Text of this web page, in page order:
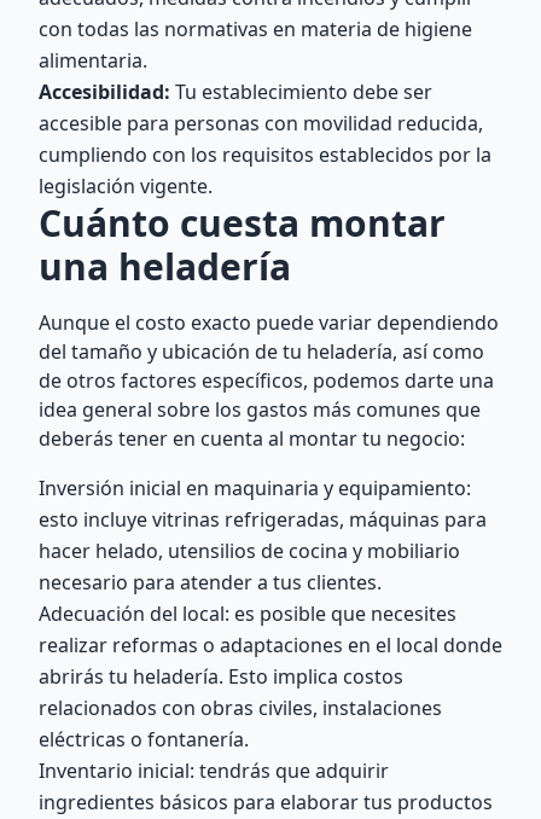
con todas las normativas en materia de higiene
alimentaria.
Accesibilidad: Tu establecimiento debe ser
accesible para personas con movilidad reducida,
cumpliendo con los requisitos establecidos por la
legislación vigente.
Cuánto cuesta montar
una heladería
Aunque el costo exacto puede variar dependiendo
del tamaño y ubicación de tu heladería, así como
de otros factores específicos, podemos darte una
idea general sobre los gastos más comunes que
deberás tener en cuenta al montar tu negocio:
Inversión inicial en maquinaria y equipamiento:
esto incluye vitrinas refrigeradas, máquinas para
hacer helado, utensilios de cocina y mobiliario
necesario para atender a tus clientes.
Adecuación del local: es posible que necesites
realizar reformas o adaptaciones en el local donde
abrirás tu heladería. Esto implica costos
relacionados con obras civiles, instalaciones
eléctricas o fontanería.
Inventario inicial: tendrás que adquirir
ingredientes básicos para elaborar tus productos